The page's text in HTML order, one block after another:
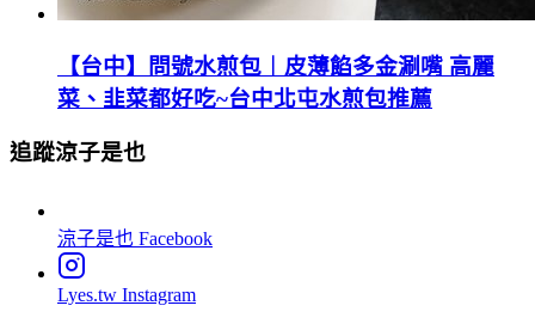
【台中】問號水煎包︱皮薄餡多金涮嘴 高麗
菜、韭菜都好吃~台中北屯水煎包推薦
追蹤涼子是也
涼子是也 Facebook
Lyes.tw Instagram